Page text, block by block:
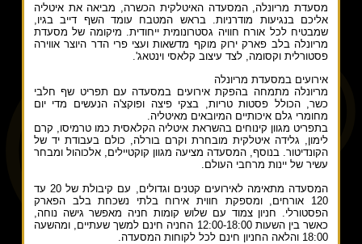
מסעדת מריונלה, המסעדה האיטלקית הכשרה, מביאה את איטליה
אליכם בנגיעות מודרניות. בראש המטבח עומד השף דייב בגיו,
שמבטיח לכל אורח חוויה גסטרונומית ייחודית. מיקומה של מסעדת
מריונלה בלב פארק ירוק מוקף מדשאות ועצי פרי הדר היוצר אווירה
פסטורלית וקסומה, לצד עיצוב קלאסי וינטאג'.
אירועים במסעדת מריונלה
מריונלה מתמחה בהפקת אירועים במסעדה עם תפריט שף חלבי
כשר, הכולל פסטות טריות, בצקי פיצה ופוקצ'ה הנעשים מדי יום
מחומרי גלם איכותיים המיובאים מאיטליה.
בתפריט מגוון קינוחים בהשראת איטליה הקלאסית כמו טרמיסו, קרם
לימון, גלידה איטלקית מובחרת וקרם בורלה, כולם בעבודת יד של
הקונדיטור. בנוסף, המסעדה מציעה מגוון קוקטיילים, אלכוהול ומבחר
עשיר של יינות מרחבי העולם.
המסעדה מתאימה לאירועים קטנים וגדולים, עם קיבולת של 20 עד
120 אורחים, ומספקת חווית אירוח בלתי נשכחת בלב הפארק
הפסטורלי. חניון צמוד עם שלוש קומות חניה מאפשר גישה נוחה,
כאשר בין השעות 12:00-18:00 החניה חינם למשך שעתיים, ומהשעה
18:00 והלאה החניון חינם לכל לקוחות המסעדה.